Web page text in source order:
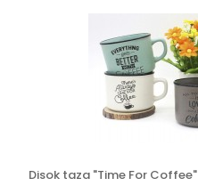
Disok taza "Time For Coffee"